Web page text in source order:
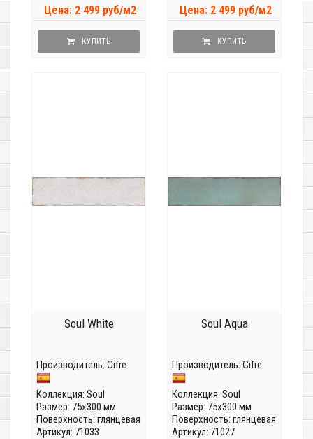
Цена: 2 499 руб/м2
КУПИТЬ
Цена: 2 499 руб/м2
КУПИТЬ
Soul White
Производитель: Cifre
Коллекция: Soul
Размер: 75x300 мм
Поверхность: глянцевая
Артикул: 71033
Soul Aqua
Производитель: Cifre
Коллекция: Soul
Размер: 75x300 мм
Поверхность: глянцевая
Артикул: 71027